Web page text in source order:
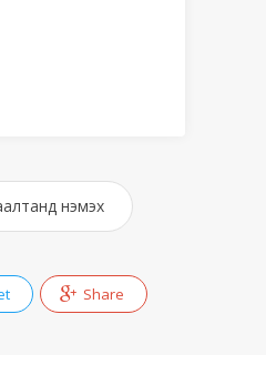
нэмэх
Share